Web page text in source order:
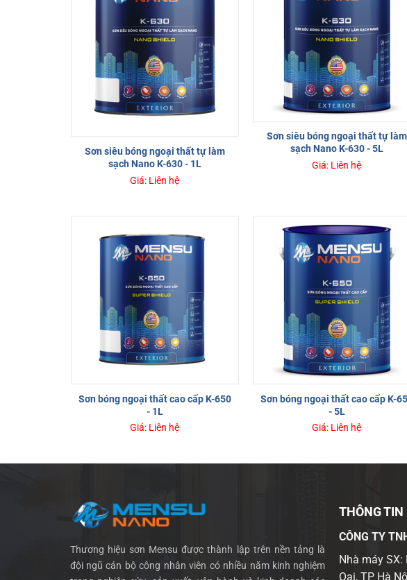
Sơn siêu bóng ngoại thất tự làm
sạch Nano K-630 - 1L
Giá: Liên hệ
Sơn siêu bóng ngoại thất tự làm
sạch Nano K-630 - 5L
Giá: Liên hệ
Sơn bóng ngoại thất cao cấp K-650
- 1L
Giá: Liên hệ
Sơn bóng ngoại thất cao cấp K-
- 5L
Giá: Liên hệ
Thương hiệu sơn Mensu được thành lập trên nền tảng là
đội ngũ cán bộ công nhân viên có nhiều năm kinh nghiệm
THÔNG TIN
CÔNG TY
Nhà máy
Oai, TP Hà